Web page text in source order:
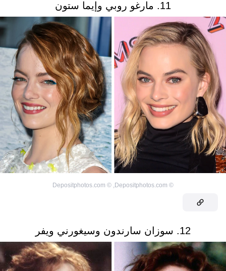
11. مارغو روبي وإيما ستون
©
Depositphotos.com
,
©
Depositphotos.com
12. سوزان سارندون وسيغورني ويفر